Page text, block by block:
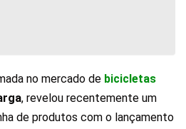
no mercado de bicicletas
, revelou recentemente um
de produtos com o lançamento